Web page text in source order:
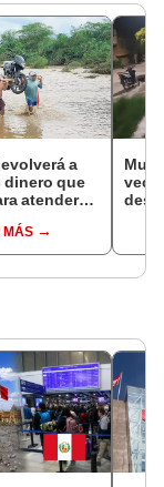
a
que
atender
MÁS